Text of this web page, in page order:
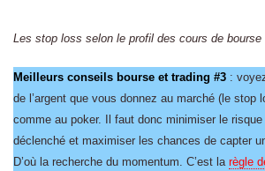
Les stop loss selon le profil des cours de bourse
Meilleurs conseils bourse et trading #3 :
de l’argent que vous donnez au marché (le stop
comme au poker. Il faut donc minimiser le
déclenché et maximiser les chances de capter
D’où la recherche du momentum. C’est la règle